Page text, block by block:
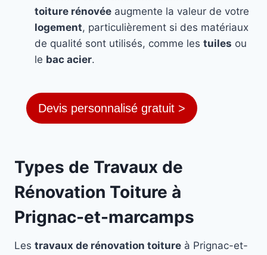
toiture rénovée augmente la valeur de votre
logement, particulièrement si des matériaux
de qualité sont utilisés, comme les tuiles ou
le bac acier.
Devis personnalisé gratuit >
Types de Travaux de
Rénovation Toiture à
Prignac-et-marcamps
Les travaux de rénovation toiture à Prignac-et-